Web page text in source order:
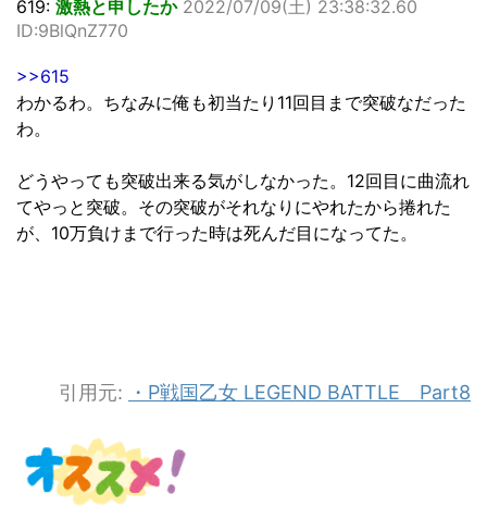
619: 激熱と申したか 2022/07/09(土) 23:38:32.60
ID:9BlQnZ770
>>615
わかるわ。ちなみに俺も初当たり11回目まで突破なだった
わ。
どうやっても突破出来る気がしなかった。12回目に曲流れ
てやっと突破。その突破がそれなりにやれたから捲れた
が、10万負けまで行った時は死んだ目になってた。
引用元: ・P戦国乙女 LEGEND BATTLE Part8